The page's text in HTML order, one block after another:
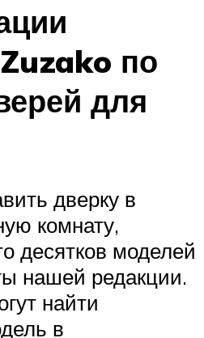
по
для
дверку в
комнату,
десятков моделей
нашей редакции.
найти
в